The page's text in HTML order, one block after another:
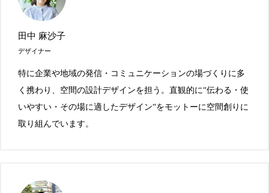
田中 麻沙子
デザイナー
特に企業や地域の発信・コミュニケーションの場づくりに多
く携わり、空間の設計デザインを担う。直観的に“伝わる・使
いやすい・その場に適したデザイン“をモットーに空間創りに
取り組んでいます。